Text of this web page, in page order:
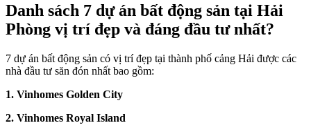
Danh sách 7 dự án bất động sản tại Hải
Phòng vị trí đẹp và đáng đầu tư nhất?
7 dự án bất động sản có vị trí đẹp tại thành phố cảng Hải được các
nhà đầu tư săn đón nhất bao gồm:
1. Vinhomes Golden City
2. Vinhomes Royal Island